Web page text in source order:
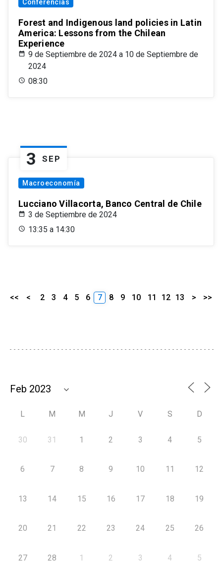
Conferencias
Forest and Indigenous land policies in Latin
America: Lessons from the Chilean
Experience
9 de Septiembre de 2024 a 10 de Septiembre de
2024
08:30
3 SEP
Macroeconomía
Lucciano Villacorta, Banco Central de Chile
3 de Septiembre de 2024
13:35 a 14:30
<< < 2 3 4 5 6 7 8 9 10 11 12 13 > >>
L M M J V S D
30 31 1 2 3 4 5
6 7 8 9 10 11 12
13 14 15 16 17 18 19
20 21 22 23 24 25 26
27 28 1 2 3 4 5